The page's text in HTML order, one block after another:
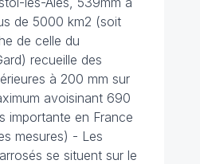
de 5000 km2 (soit
de celle du
recueille des
à 200 mm sur
avoisinant 690
importante en France
mesures) - Les
se situent sur le